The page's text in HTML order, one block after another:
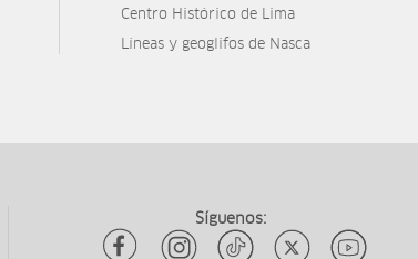
Centro Histórico de Lima
Líneas y geoglifos de Nasca
Síguenos: